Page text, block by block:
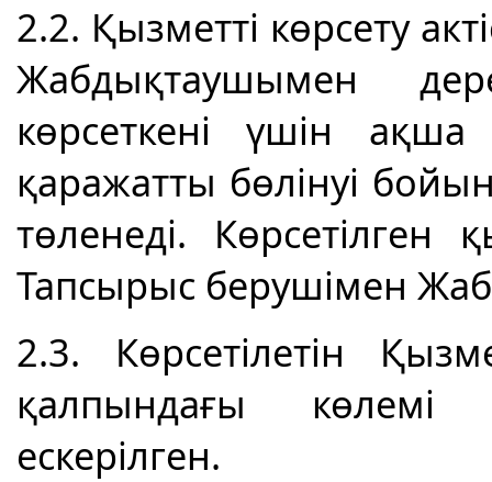
2.2. Қызметті көрсету
Жабдықтаушымен
көрсеткені үшін
қаражатты бөлінуі
төленеді.
Тапсырыс берушімен
2.3. Көрсетілетін
қалпындағы көлемі
ескерілген.